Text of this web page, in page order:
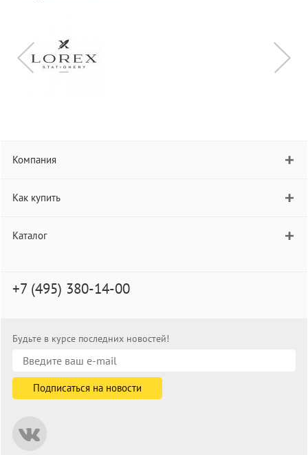
Компания
Как купить
Каталог
+7 (495) 380-14-00
Будьте в курсе последних новостей!